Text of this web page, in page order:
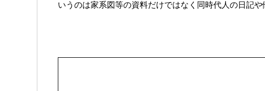
いうのは家系図等の資料だけではなく同時代人の日記や